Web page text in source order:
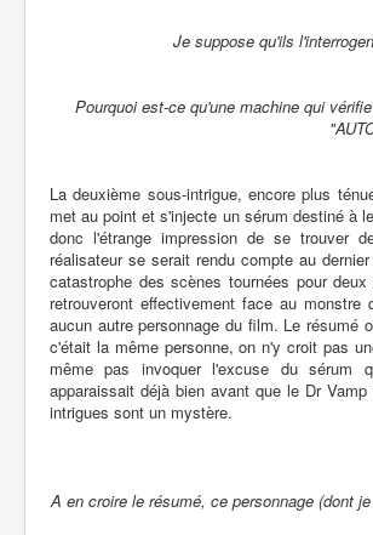
Je suppose qu'ils
Pourquoi est-ce qu'une machine qui
La deuxième sous-intrigue, encore plus
met au point et s'injecte un sérum destiné à
donc l'étrange impression de se trouver
réalisateur se serait rendu compte au
catastrophe des scènes tournées pour
retrouveront effectivement face au
aucun autre personnage du film. Le résumé
c'était la même personne, on n'y croit pas
même pas invoquer l'excuse du sérum
apparaissait déjà bien avant que le Dr
intrigues sont un mystère.
A en croire le résumé, ce personnage (dont